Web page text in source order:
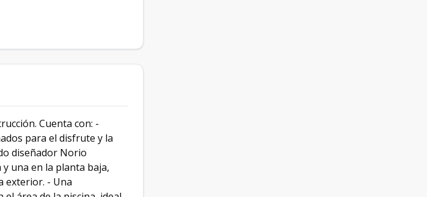
Cuenta con: -
para el disfrute y la
diseñador Norio
una en la planta baja,
exterior. - Una